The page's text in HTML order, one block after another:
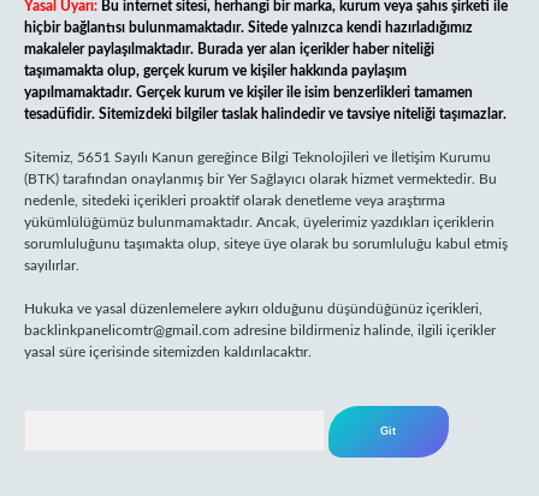
Yasal Uyarı: Bu internet sitesi, herhangi bir marka, kurum veya şahıs şirketi ile
hiçbir bağlantısı bulunmamaktadır. Sitede yalnızca kendi hazırladığımız
makaleler paylaşılmaktadır. Burada yer alan içerikler haber niteliği
taşımamakta olup, gerçek kurum ve kişiler hakkında paylaşım
yapılmamaktadır. Gerçek kurum ve kişiler ile isim benzerlikleri tamamen
tesadüfidir. Sitemizdeki bilgiler taslak halindedir ve tavsiye niteliği taşımazlar.
Sitemiz, 5651 Sayılı Kanun gereğince Bilgi Teknolojileri ve İletişim Kurumu
(BTK) tarafından onaylanmış bir Yer Sağlayıcı olarak hizmet vermektedir. Bu
nedenle, sitedeki içerikleri proaktif olarak denetleme veya araştırma
yükümlülüğümüz bulunmamaktadır. Ancak, üyelerimiz yazdıkları içeriklerin
sorumluluğunu taşımakta olup, siteye üye olarak bu sorumluluğu kabul etmiş
sayılırlar.
Hukuka ve yasal düzenlemelere aykırı olduğunu düşündüğünüz içerikleri,
backlinkpanelicomtr@gmail.com adresine bildirmeniz halinde, ilgili içerikler
yasal süre içerisinde sitemizden kaldırılacaktır.